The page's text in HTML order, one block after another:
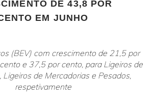
DE 43,8 POR
EM JUNHO
(BEV) com crescimento de 21,5 por
e 37,5 por cento, para Ligeiros de
Ligeiros de Mercadorias e Pesados,
respetivamente